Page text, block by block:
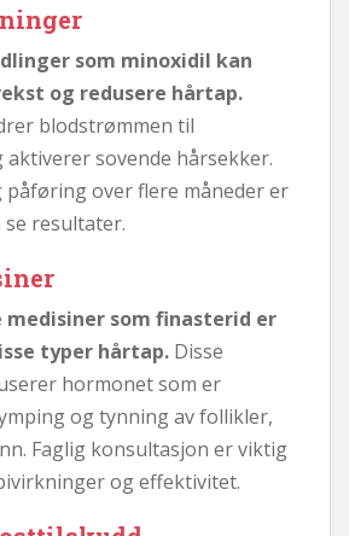
som minoxidil kan
og redusere hårtap.
blodstrømmen til
sovende hårsekker.
påføring over flere måneder er
resultater.
medisiner som finasterid er
typer hårtap. Disse
hormonet som er
og tynning av follikler,
Faglig konsultasjon er viktig
og effektivitet.